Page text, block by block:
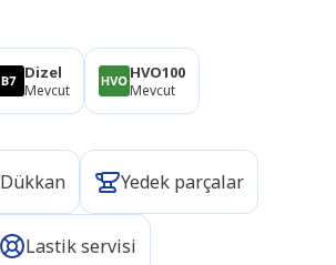
Dizel
Mevcut
HVO100
Mevcut
Dükkan Yedek parçalar
Lastik servisi